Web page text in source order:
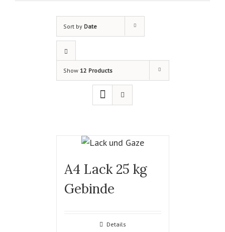
Sort by Date
Show 12 Products
A4 Lack 25 kg
Gebinde
Details